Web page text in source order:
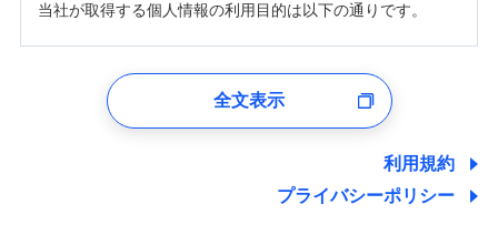
当社が取得する個人情報の利用目的は以下の通りです。
ユーザー登録受付および、管理のため
しくは委託を受けている保険会社・提携会社の保険その他に
関する情報を提供し、金融商品等の契約を勧奨するため、ま
た維持管理等の委託業務遂行のため、またそれらに付帯、関
全文表示
利用規約
プライバシーポリシー